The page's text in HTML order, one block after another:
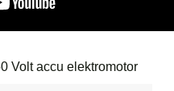
Volt accu elektromotor